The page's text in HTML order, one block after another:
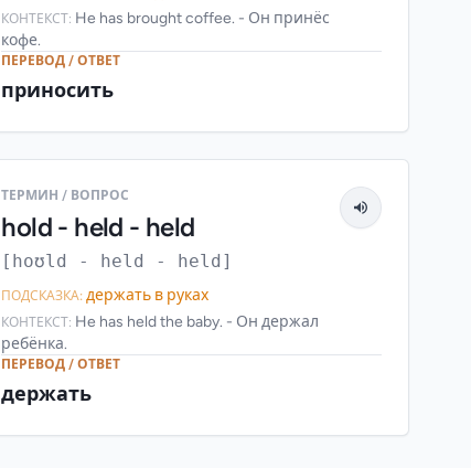
КОНТЕКСТ: He has brought coffee. - Он принёс
кофе.
ПЕРЕВОД / ОТВЕТ
приносить
ТЕРМИН / ВОПРОС
hold - held - held
[hoʊld - held - held]
ПОДСКАЗКА: держать в руках
КОНТЕКСТ: He has held the baby. - Он держал
ребёнка.
ПЕРЕВОД / ОТВЕТ
держать